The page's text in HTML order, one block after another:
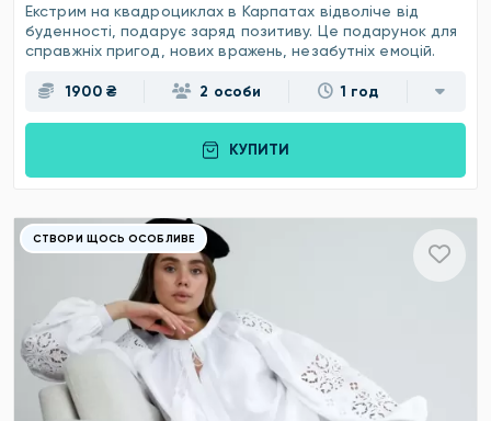
Екстрим на квадроциклах в Карпатах відволіче від
буденності, подарує заряд позитиву. Це подарунок для
справжніх пригод, нових вражень, незабутніх емоцій.
1900 ₴ 2 особи 1 год
КУПИТИ
СТВОРИ ЩОСЬ ОСОБЛИВЕ